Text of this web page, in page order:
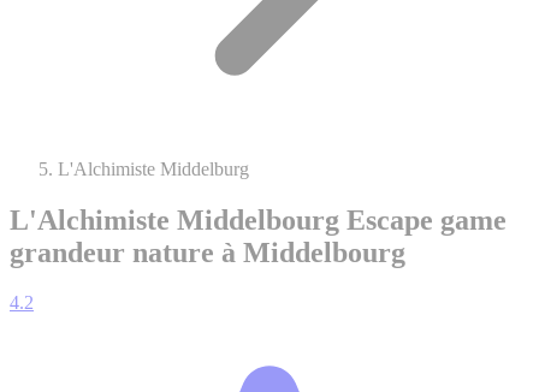
L'Alchimiste Middelburg
L'Alchimiste Middelbourg Escape game
grandeur nature à Middelbourg
4.2